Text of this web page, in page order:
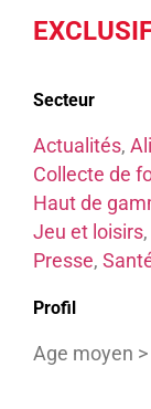
Secteur
Actualités,
Collecte de
Haut de
Jeu et loisirs,
Presse,
Profil
Age moyen